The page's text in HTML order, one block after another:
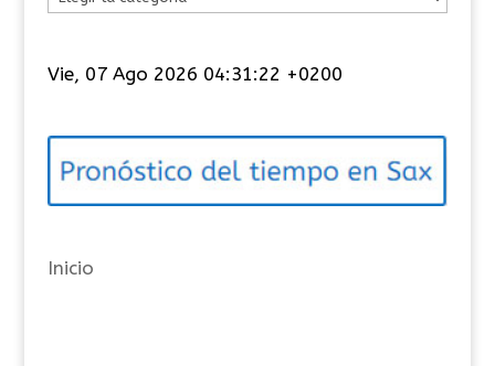
e
o
í
s
Vie, 07 Ago 2026 04:31:23 +0200
Inicio